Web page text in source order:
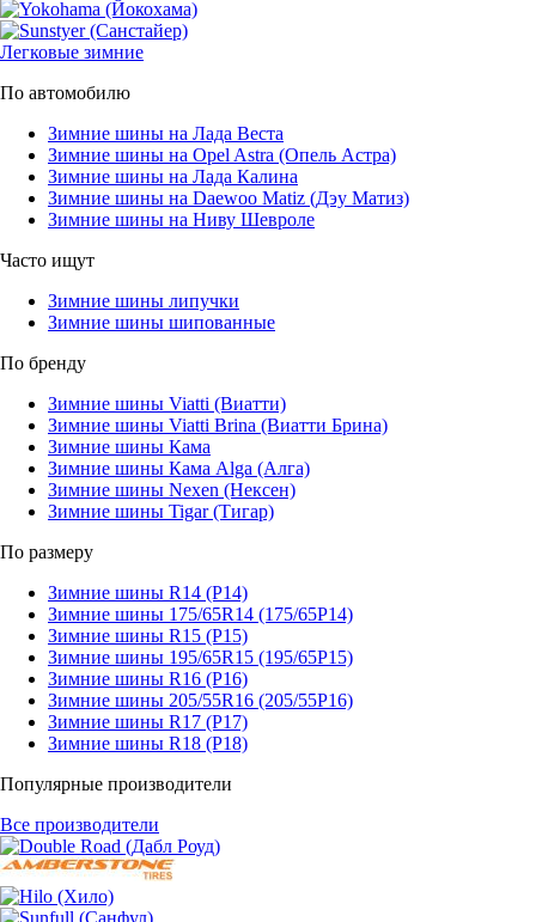
Легковые зимние
По автомобилю
Зимние шины на Лада Веста
Зимние шины на Opel Astra (Опель Астра)
Зимние шины на Лада Калина
Зимние шины на Daewoo Matiz (Дэу Матиз)
Зимние шины на Ниву Шевроле
Часто ищут
Зимние шины липучки
Зимние шины шипованные
По бренду
Зимние шины Viatti (Виатти)
Зимние шины Viatti Brina (Виатти Брина)
Зимние шины Кама
Зимние шины Кама Alga (Алга)
Зимние шины Nexen (Нексен)
Зимние шины Tigar (Тигар)
По размеру
Зимние шины R14 (Р14)
Зимние шины 175/65R14 (175/65Р14)
Зимние шины R15 (Р15)
Зимние шины 195/65R15 (195/65Р15)
Зимние шины R16 (Р16)
Зимние шины 205/55R16 (205/55Р16)
Зимние шины R17 (Р17)
Зимние шины R18 (Р18)
Популярные производители
Все производители